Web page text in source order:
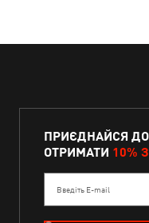
ПРИЄДНАЙСЯ
ОТРИМАТИ 10%
Введіть E-mail